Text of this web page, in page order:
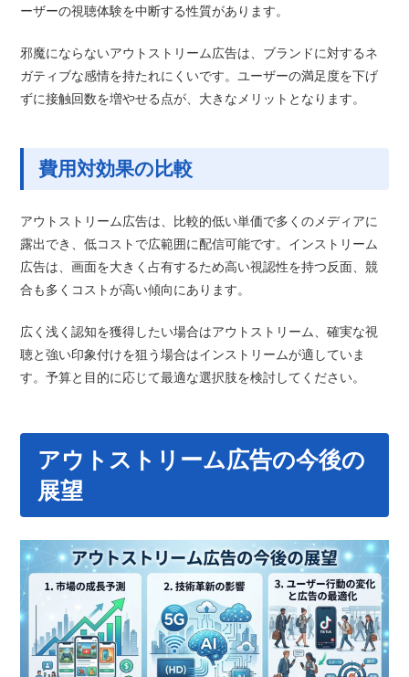
ーザーの視聴体験を中断する性質があります。
邪魔にならないアウトストリーム広告は、ブランドに対するネ
ガティブな感情を持たれにくいです。ユーザーの満足度を下げ
ずに接触回数を増やせる点が、大きなメリットとなります。
費用対効果の比較
アウトストリーム広告は、比較的低い単価で多くのメディアに
露出でき、低コストで広範囲に配信可能です。インストリーム
広告は、画面を大きく占有するため高い視認性を持つ反面、競
合も多くコストが高い傾向にあります。
広く浅く認知を獲得したい場合はアウトストリーム、確実な視
聴と強い印象付けを狙う場合はインストリームが適していま
す。予算と目的に応じて最適な選択肢を検討してください。
アウトストリーム広告の今後の
展望